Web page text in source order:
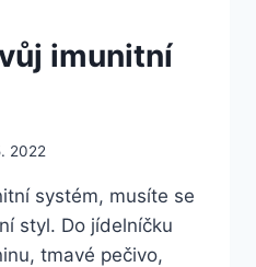
imunitní
2022
systém, musíte se
styl. Do jídelníčku
tmavé pečivo,